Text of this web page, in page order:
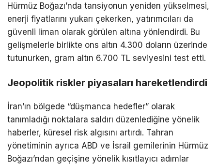
Hürmüz Boğazı’nda tansiyonun yeniden yükselmesi,
enerji fiyatlarını yukarı çekerken, yatırımcıları da
güvenli liman olarak görülen altına yönlendirdi. Bu
gelişmelerle birlikte ons altın 4.300 doların üzerinde
tutunurken, gram altın 6.700 TL seviyesini test etti.
Jeopolitik riskler piyasaları hareketlendirdi
İran’ın bölgede “düşmanca hedefler” olarak
tanımladığı noktalara saldırı düzenlediğine yönelik
haberler, küresel risk algısını artırdı. Tahran
yönetiminin ayrıca ABD ve İsrail gemilerinin Hürmüz
Boğazı’ndan geçişine yönelik kısıtlayıcı adımlar